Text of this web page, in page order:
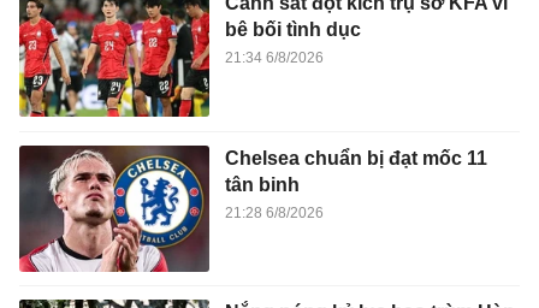
bê bối tình dục
21:34 6/8/2026
Chelsea chuẩn bị đạt mốc 11
tân binh
21:28 6/8/2026